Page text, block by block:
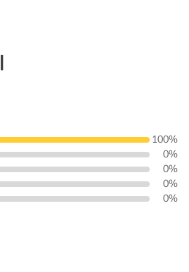
100%
0%
0%
0%
0%